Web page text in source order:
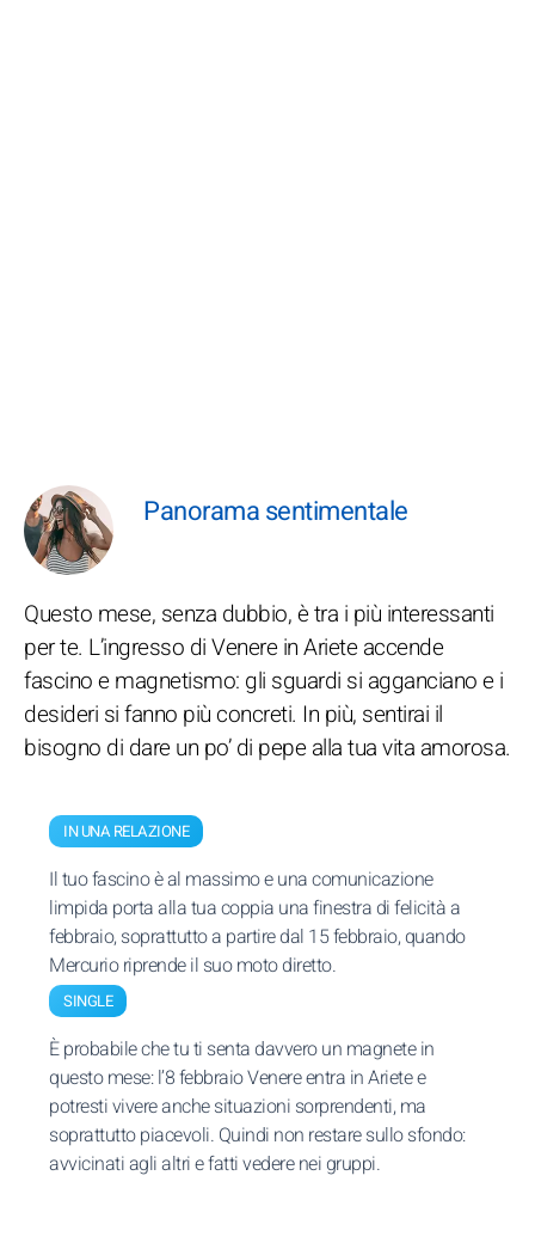
Panorama sentimentale
Questo mese, senza dubbio, è tra i più interessanti
per te. L’ingresso di Venere in Ariete accende
fascino e magnetismo: gli sguardi si agganciano e i
desideri si fanno più concreti. In più, sentirai il
bisogno di dare un po’ di pepe alla tua vita amorosa.
IN UNA RELAZIONE
Il tuo fascino è al massimo e una comunicazione
limpida porta alla tua coppia una finestra di felicità a
febbraio, soprattutto a partire dal 15 febbraio, quando
Mercurio riprende il suo moto diretto.
SINGLE
È probabile che tu ti senta davvero un magnete in
questo mese: l’8 febbraio Venere entra in Ariete e
potresti vivere anche situazioni sorprendenti, ma
soprattutto piacevoli. Quindi non restare sullo sfondo:
avvicinati agli altri e fatti vedere nei gruppi.